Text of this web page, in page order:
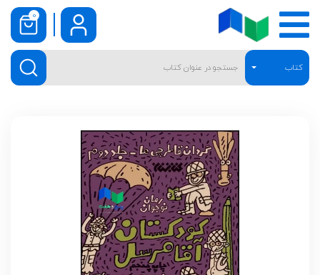
کتاب
0